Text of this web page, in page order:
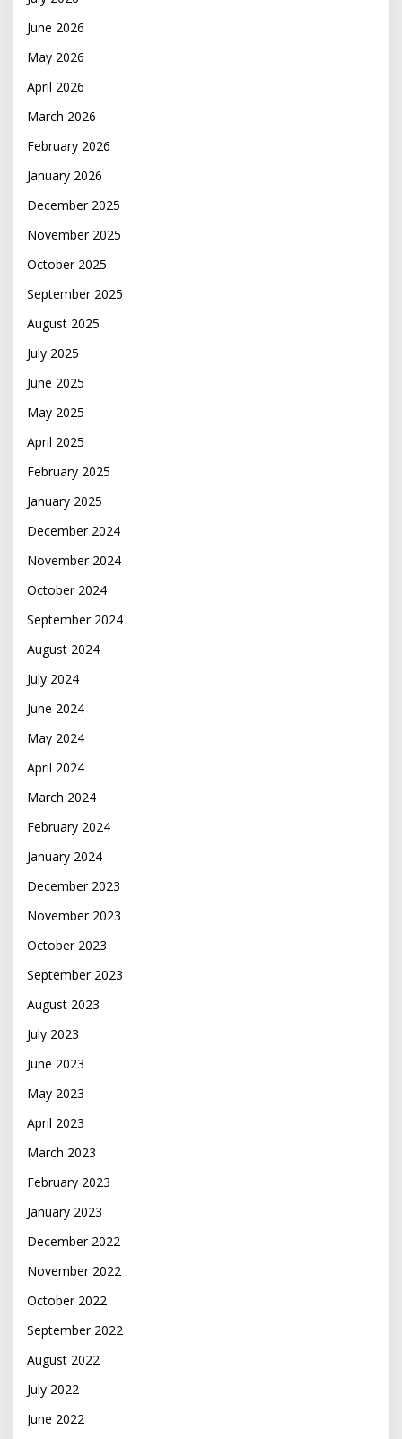
June 2026
May 2026
April 2026
March 2026
February 2026
January 2026
December 2025
November 2025
October 2025
September 2025
August 2025
July 2025
June 2025
May 2025
April 2025
February 2025
January 2025
December 2024
November 2024
October 2024
September 2024
August 2024
July 2024
June 2024
May 2024
April 2024
March 2024
February 2024
January 2024
December 2023
November 2023
October 2023
September 2023
August 2023
July 2023
June 2023
May 2023
April 2023
March 2023
February 2023
January 2023
December 2022
November 2022
October 2022
September 2022
August 2022
July 2022
June 2022